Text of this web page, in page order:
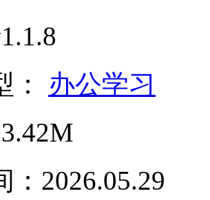
： 办公学习
：2026.05.29